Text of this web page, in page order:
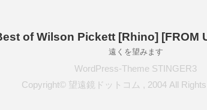
of Wilson Pickett [Rhino] [FROM
遠くを望みます
WordPress-Theme STINGER3
Copyright© 望遠鏡ドットコム , 2004 All